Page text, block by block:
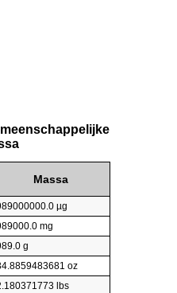
Massa
µg
mg
g
oz
lbs